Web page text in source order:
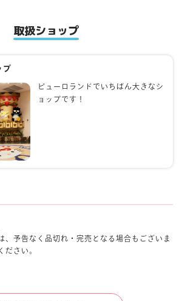
取扱ショップ
プ
ピューロランドでいちばん大きなシ
ョップです！
、予告なく品切れ・完売となる場合もございま
ださい。